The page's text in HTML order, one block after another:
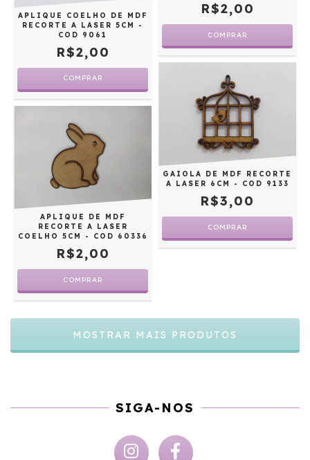
APLIQUE COELHO DE MDF
RECORTE A LASER 5CM -
COD 9061
R$2,00
R$2,00
APLIQUE DE MDF
RECORTE A LASER
COELHO 5CM - COD 60336
R$2,00
GAIOLA DE MDF RECORTE
A LASER 6CM - COD 9133
R$3,00
MOSTRAR MAIS PRODUTOS
SIGA-NOS